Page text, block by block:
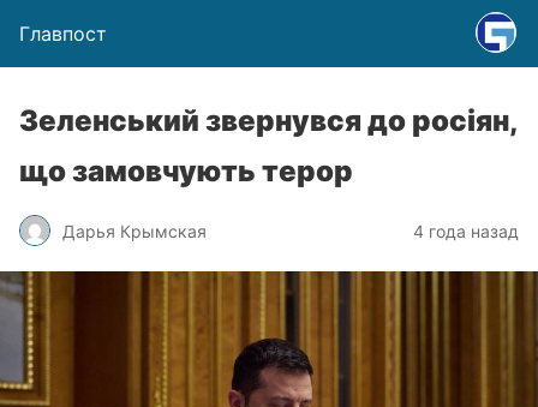
Главпост
Зеленський звернувся до росіян,
що замовчують терор
Дарья Крымская 4 года назад